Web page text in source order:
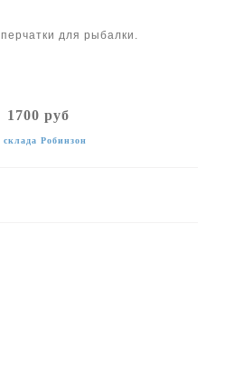
для рыбалки.
1700 руб
склада Робинзон